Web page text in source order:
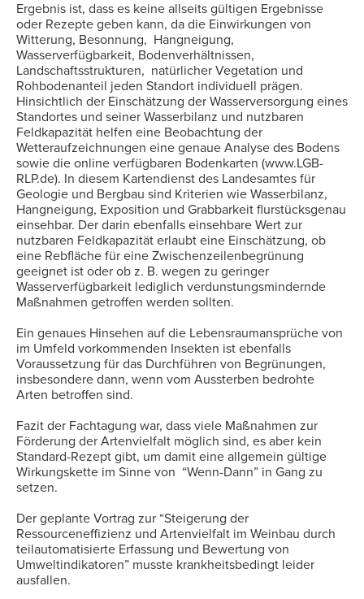
Ergebnis ist, dass es keine allseits gültigen Ergebnisse
oder Rezepte geben kann, da die Einwirkungen von
Witterung, Besonnung, Hangneigung,
Wasserverfügbarkeit, Bodenverhältnissen,
Landschaftsstrukturen, natürlicher Vegetation und
Rohbodenanteil jeden Standort individuell prägen.
Hinsichtlich der Einschätzung der Wasserversorgung eines
Standortes und seiner Wasserbilanz und nutzbaren
Feldkapazität helfen eine Beobachtung der
Wetteraufzeichnungen eine genaue Analyse des Bodens
sowie die online verfügbaren Bodenkarten (www.LGB-
RLP.de). In diesem Kartendienst des Landesamtes für
Geologie und Bergbau sind Kriterien wie Wasserbilanz,
Hangneigung, Exposition und Grabbarkeit flurstücksgenau
einsehbar. Der darin ebenfalls einsehbare Wert zur
nutzbaren Feldkapazität erlaubt eine Einschätzung, ob
eine Rebfläche für eine Zwischenzeilenbegrünung
geeignet ist oder ob z. B. wegen zu geringer
Wasserverfügbarkeit lediglich verdunstungsmindernde
Maßnahmen getroffen werden sollten.
Ein genaues Hinsehen auf die Lebensraumansprüche von
im Umfeld vorkommenden Insekten ist ebenfalls
Voraussetzung für das Durchführen von Begrünungen,
insbesondere dann, wenn vom Aussterben bedrohte
Arten betroffen sind.
Fazit der Fachtagung war, dass viele Maßnahmen zur
Förderung der Artenvielfalt möglich sind, es aber kein
Standard-Rezept gibt, um damit eine allgemein gültige
Wirkungskette im Sinne von “Wenn-Dann” in Gang zu
setzen.
Der geplante Vortrag zur “Steigerung der
Ressourceneffizienz und Artenvielfalt im Weinbau durch
teilautomatisierte Erfassung und Bewertung von
Umweltindikatoren” musste krankheitsbedingt leider
ausfallen.